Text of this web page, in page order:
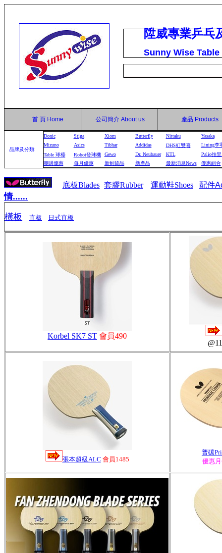
陞威專業乒乓
Sunny Wise
首 頁 Home 公司簡介 About us 產品 Products
品牌及分類:
Donic Stiga Xiom Butterfly Nittaku
Yasaka
Mizuno
Asics Tibhar Addidas DHS紅雙喜
Lining李
Table 球檯 Robot發球機 Gewo Dr. Neubauer KTL
Palio拍
團購優惠
每月優惠 新到貨品 新產品 最新消息News 優惠組合
底板Blades 套膠Rubber 運動鞋Shoes 配件
情......
橫板 直板 日式直板
Korbel SK7 ST 會員490
張本超級ALC 會員1485
普碳
優惠